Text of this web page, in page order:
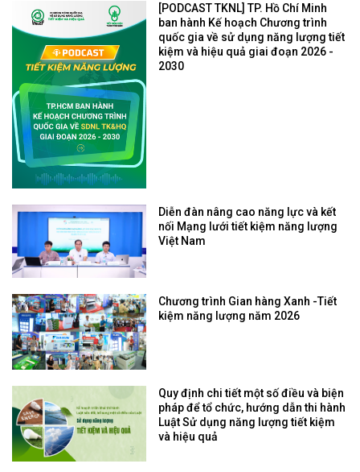
[PODCAST TKNL] TP. Hồ Chí Minh
ban hành Kế hoạch Chương trình
quốc gia về sử dụng năng lượng tiết
kiệm và hiệu quả giai đoạn 2026 -
2030
Diễn đàn nâng cao năng lực và kết
nối Mạng lưới tiết kiệm năng lượng
Việt Nam
Chương trình Gian hàng Xanh -Tiết
kiệm năng lượng năm 2026
Quy định chi tiết một số điều và biện
pháp để tổ chức, hướng dẫn thi hành
Luật Sử dụng năng lượng tiết kiệm
và hiệu quả